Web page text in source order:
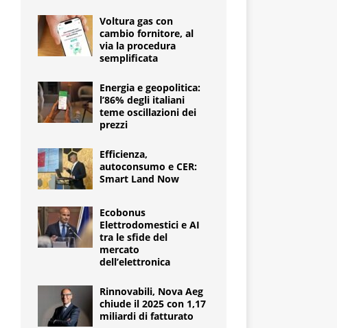
Voltura gas con
cambio fornitore, al
via la procedura
semplificata
Energia e geopolitica:
l’86% degli italiani
teme oscillazioni dei
prezzi
Efficienza,
autoconsumo e CER:
Smart Land Now
Ecobonus
Elettrodomestici e AI
tra le sfide del
mercato
dell’elettronica
Rinnovabili, Nova Aeg
chiude il 2025 con 1,17
miliardi di fatturato